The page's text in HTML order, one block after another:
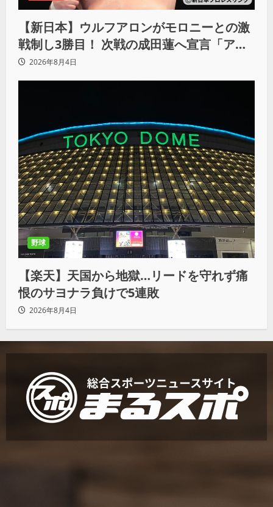
【新日本】ウルフアロンがモロニーとの激
戦制し3勝目！ 次戦の成田蓮へ宣言「アイ
ツの王道を俺の王道でぶち壊す」
2026年8月4日
野球
【楽天】天国から地獄…リードを守れず痛
恨のサヨナラ負けで5連敗
2026年8月4日